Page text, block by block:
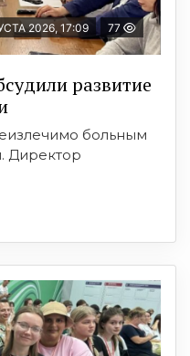
2026, 17:09 77
развитие
больным
Директор